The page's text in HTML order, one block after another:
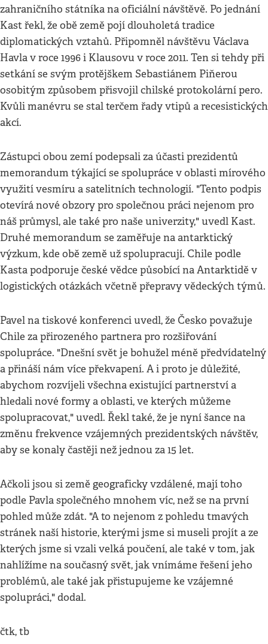
zahraničního státníka na oficiální návštěvě. Po jednání
Kast řekl, že obě země pojí dlouholetá tradice
diplomatických vztahů. Připomněl návštěvu Václava
Havla v roce 1996 i Klausovu v roce 2011. Ten si tehdy při
setkání se svým protějškem Sebastiánem Piňerou
osobitým způsobem přisvojil chilské protokolární pero.
Kvůli manévru se stal terčem řady vtipů a recesistických
akcí.
Zástupci obou zemí podepsali za účasti prezidentů
memorandum týkající se spolupráce v oblasti mírového
využití vesmíru a satelitních technologií. "Tento podpis
otevírá nové obzory pro společnou práci nejenom pro
náš průmysl, ale také pro naše univerzity," uvedl Kast.
Druhé memorandum se zaměřuje na antarktický
výzkum, kde obě země už spolupracují. Chile podle
Kasta podporuje české vědce působící na Antarktidě v
logistických otázkách včetně přepravy vědeckých týmů.
Pavel na tiskové konferenci uvedl, že Česko považuje
Chile za přirozeného partnera pro rozšiřování
spolupráce. "Dnešní svět je bohužel méně předvídatelný
a přináší nám více překvapení. A i proto je důležité,
abychom rozvíjeli všechna existující partnerství a
hledali nové formy a oblasti, ve kterých můžeme
spolupracovat," uvedl. Řekl také, že je nyní šance na
změnu frekvence vzájemných prezidentských návštěv,
aby se konaly častěji než jednou za 15 let.
Ačkoli jsou si země geograficky vzdálené, mají toho
podle Pavla společného mnohem víc, než se na první
pohled může zdát. "A to nejenom z pohledu tmavých
stránek naší historie, kterými jsme si museli projít a ze
kterých jsme si vzali velká poučení, ale také v tom, jak
nahlížíme na současný svět, jak vnímáme řešení jeho
problémů, ale také jak přistupujeme ke vzájemné
spolupráci," dodal.
čtk, tb